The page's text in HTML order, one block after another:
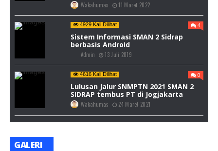
Wakahumas 11 Maret 2022
4929 Kali Dilihat 4
Sistem Informasi SMAN 2 Sidrap
berbasis Android
Admin 13 Juli 2019
4616 Kali Dilihat 0
Lulusan Jalur SNMPTN 2021 SMAN 2
SIDRAP tembus PT di Jogjakarta
Wakahumas 24 Maret 2021
GALERI